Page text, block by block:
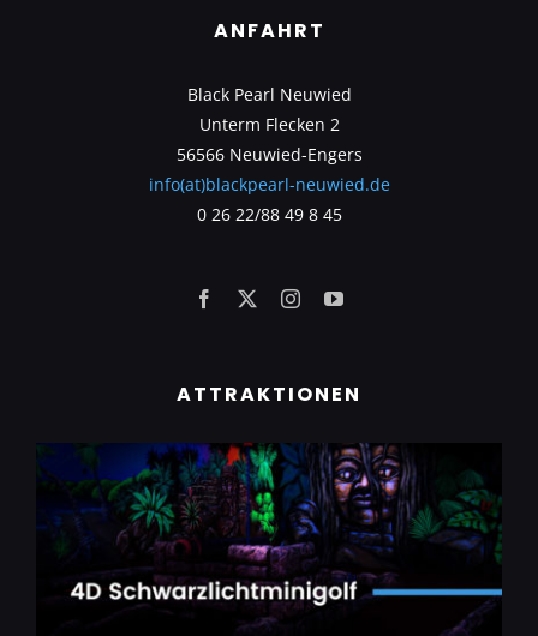
ANFAHRT
Black Pearl Neuwied
Unterm Flecken 2
56566 Neuwied-Engers
info(at)blackpearl-neuwied.de
0 26 22/88 49 8 45
ATTRAKTIONEN